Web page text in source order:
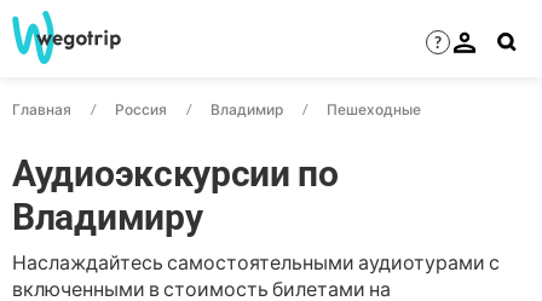
?
Главная Россия Владимир Пешеходные
Аудиоэкскурсии по
Владимиру
Наслаждайтесь самостоятельными аудиотурами с
включенными в стоимость билетами на